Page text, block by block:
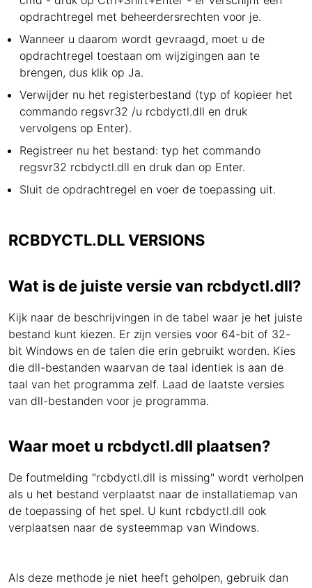
opdrachtregel met beheerdersrechten voor je.
Wanneer u daarom wordt gevraagd, moet u de
opdrachtregel toestaan om wijzigingen aan te
brengen, dus klik op Ja.
Verwijder nu het registerbestand (typ of kopieer het
commando regsvr32 /u rcbdyctl.dll en druk
vervolgens op Enter).
Registreer nu het bestand: typ het commando
regsvr32 rcbdyctl.dll en druk dan op Enter.
Sluit de opdrachtregel en voer de toepassing uit.
RCBDYCTL.DLL VERSIONS
Wat is de juiste versie van rcbdyctl.dll?
Kijk naar de beschrijvingen in de tabel waar je het juiste
bestand kunt kiezen. Er zijn versies voor 64-bit of 32-
bit Windows en de talen die erin gebruikt worden. Kies
die dll-bestanden waarvan de taal identiek is aan de
taal van het programma zelf. Laad de laatste versies
van dll-bestanden voor je programma.
Waar moet u rcbdyctl.dll plaatsen?
De foutmelding "rcbdyctl.dll is missing" wordt verholpen
als u het bestand verplaatst naar de installatiemap van
de toepassing of het spel. U kunt rcbdyctl.dll ook
verplaatsen naar de systeemmap van Windows.
Als deze methode je niet heeft geholpen, gebruik dan